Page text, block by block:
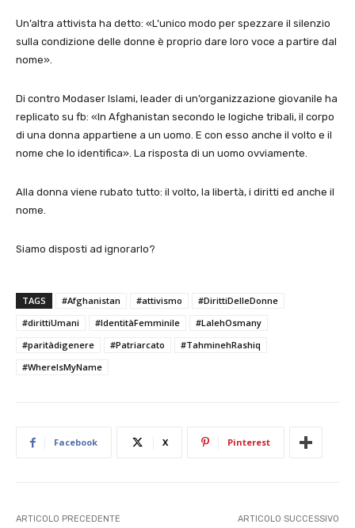
Un’altra attivista ha detto: «L’unico modo per spezzare il silenzio
sulla condizione delle donne è proprio dare loro voce a partire dal
nome».
Di contro Modaser Islami, leader di un’organizzazione giovanile ha
replicato su fb: «In Afghanistan secondo le logiche tribali, il corpo
di una donna appartiene a un uomo. E con esso anche il volto e il
nome che lo identifica». La risposta di un uomo ovviamente.
Alla donna viene rubato tutto: il volto, la libertà, i diritti ed anche il
nome.
Siamo disposti ad ignorarlo?
TAGS #Afghanistan #attivismo
#DirittiDelleDonne
#dirittiUmani
#IdentitàFemminile
#LalehOsmany
#paritàdigenere
#Patriarcato
#TahminehRashiq
#WhereIsMyName
Facebook X Pinterest
ARTICOLO PRECEDENTE ARTICOLO SUCCESSIVO